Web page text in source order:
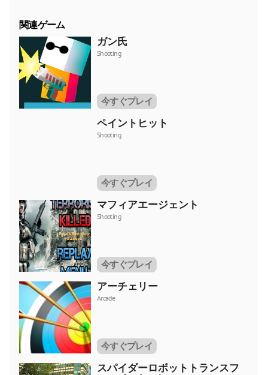
関連ゲーム
ガン氏
Shooting
今すぐプレイ
ペイントヒット
Shooting
今すぐプレイ
マフィアエージェント
Shooting
今すぐプレイ
アーチェリー
Arcade
今すぐプレイ
スパイダーロボットトランスフ